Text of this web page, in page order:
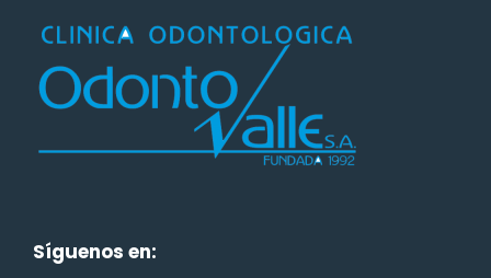
Síguenos en: